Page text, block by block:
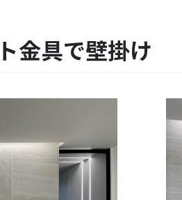
金具で壁掛け